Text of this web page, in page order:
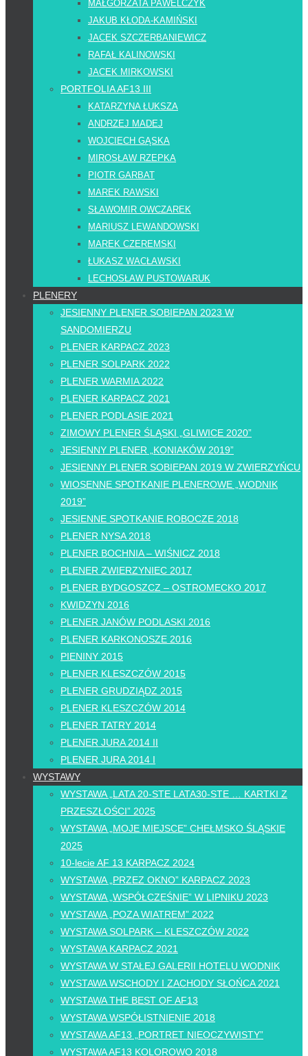
MAŁGORZATA PAWELCZYK
JAKUB KŁODA-KAMIŃSKI
JACEK SZCZERBANIEWICZ
RAFAŁ KALINOWSKI
JACEK MIRKOWSKI
PORTFOLIA AF13 III
KATARZYNA ŁUKSZA
ANDRZEJ MADEJ
WOJCIECH GĄSKA
MIROSŁAW RZEPKA
PIOTR GARBAT
MAREK RAWSKI
SŁAWOMIR OWCZAREK
MARIUSZ LEWANDOWSKI
MAREK CZEREMSKI
ŁUKASZ WACŁAWSKI
LECHOSŁAW PUSTOWARUK
PLENERY
JESIENNY PLENER SOBIEPAN 2023 W
SANDOMIERZU
PLENER KARPACZ 2023
PLENER SOLPARK 2022
PLENER WARMIA 2022
PLENER KARPACZ 2021
PLENER PODLASIE 2021
ZIMOWY PLENER ŚLĄSKI „GLIWICE 2020”
JESIENNY PLENER „KONIAKÓW 2019”
JESIENNY PLENER SOBIEPAN 2019 W ZWIERZYŃCU
WIOSENNE SPOTKANIE PLENEROWE „WODNIK
2019”
JESIENNE SPOTKANIE ROBOCZE 2018
PLENER NYSA 2018
PLENER BOCHNIA – WIŚNICZ 2018
PLENER ZWIERZYNIEC 2017
PLENER BYDGOSZCZ – OSTROMECKO 2017
KWIDZYN 2016
PLENER JANÓW PODLASKI 2016
PLENER KARKONOSZE 2016
PIENINY 2015
PLENER KLESZCZÓW 2015
PLENER GRUDZIĄDZ 2015
PLENER KLESZCZÓW 2014
PLENER TATRY 2014
PLENER JURA 2014 II
PLENER JURA 2014 I
WYSTAWY
WYSTAWA „LATA 20-STE LATA30-STE … KARTKI Z
PRZESZŁOŚCI” 2025
WYSTAWA „MOJE MIEJSCE” CHEŁMSKO ŚLĄSKIE
2025
10-lecie AF 13 KARPACZ 2024
WYSTAWA „PRZEZ OKNO” KARPACZ 2023
WYSTAWA „WSPÓŁCZEŚNIE” W LIPNIKU 2023
WYSTAWA „POZA WIATREM” 2022
WYSTAWA SOLPARK – KLESZCZÓW 2022
WYSTAWA KARPACZ 2021
WYSTAWA W STAŁEJ GALERII HOTELU WODNIK
WYSTAWA WSCHODY I ZACHODY SŁOŃCA 2021
WYSTAWA THE BEST OF AF13
WYSTAWA WSPÓŁISTNIENIE 2018
WYSTAWA AF13 „PORTRET NIEOCZYWISTY”
WYSTAWA AF13 KOLOROWO 2018